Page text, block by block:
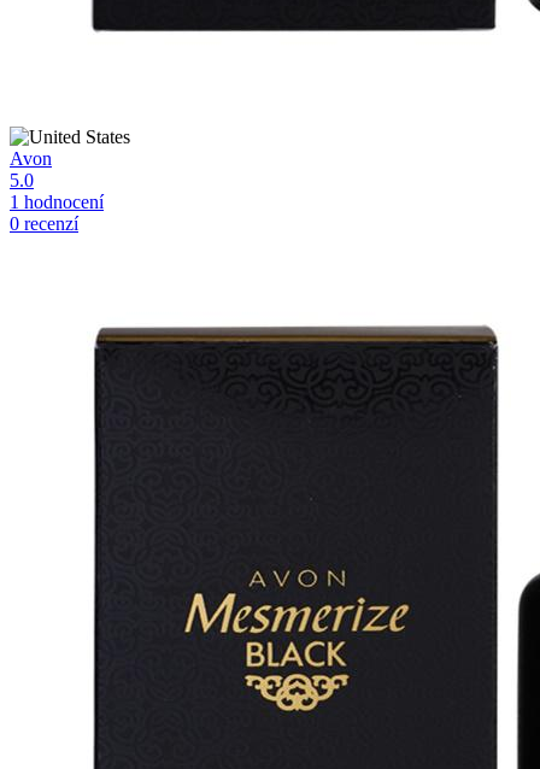
Avon
5.0
1 hodnocení
0 recenzí